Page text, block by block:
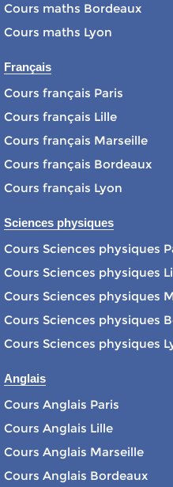
Cours maths Bordeaux
Cours maths Lyon
Français
Cours français Paris
Cours français Lille
Cours français Marseille
Cours français Bordeaux
Cours français Lyon
Sciences physiques
Cours Sciences physiques
Cours Sciences physiques
Cours Sciences physiques
Cours Sciences physiques
Cours Sciences physiques
Anglais
Cours Anglais Paris
Cours Anglais Lille
Cours Anglais Marseille
Cours Anglais Bordeaux